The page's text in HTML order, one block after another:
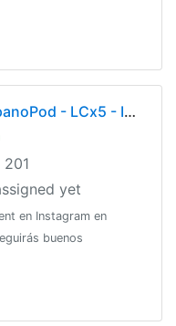
LIKE+COMENTARIO x5 | HispanoPod - LCx5 - Instagram Pod en Español
yet
en Instagram en
buenos